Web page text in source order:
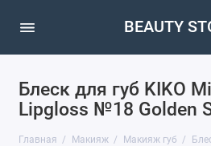
BEAUTY
Блеск для губ KIKO
Lipgloss №18 Golden
Главная Макияж Макияж губ